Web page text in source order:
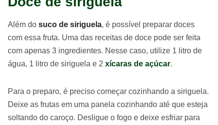
Além do suco de siriguela, é possível preparar doces
com essa fruta. Uma das receitas de doce pode ser feita
com apenas 3 ingredientes. Nesse caso, utilize 1 litro de
água, 1 litro de siriguela e 2 xícaras de açúcar.
Para o preparo, é preciso começar cozinhando a siriguela.
Deixe as frutas em uma panela cozinhando até que esteja
soltando do caroço. Desligue o fogo e deixe esfriar para